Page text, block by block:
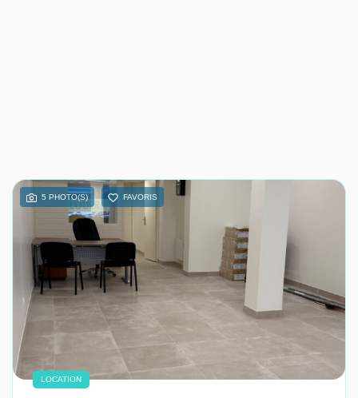
5 PHOTO(S) FAVORIS
LOCATION